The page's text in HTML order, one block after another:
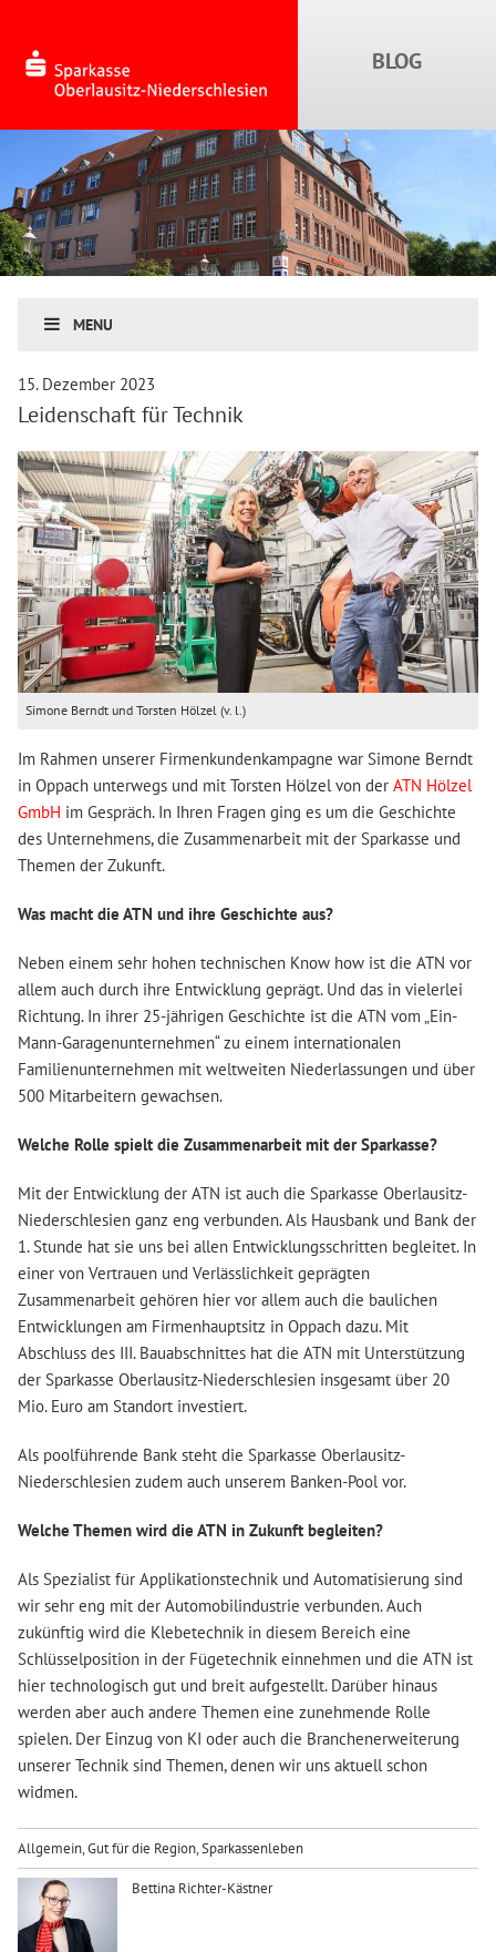
MENU
15. Dezember 2023
Leidenschaft für Technik
Simone Berndt und Torsten Hölzel (v. l.)
Im Rahmen unserer Firmenkundenkampagne war Simone Berndt
in Oppach unterwegs und mit Torsten Hölzel von der ATN Hölzel
GmbH im Gespräch. In Ihren Fragen ging es um die Geschichte
des Unternehmens, die Zusammenarbeit mit der Sparkasse und
Themen der Zukunft.
Was macht die ATN und ihre Geschichte aus?
Neben einem sehr hohen technischen Know how ist die ATN vor
allem auch durch ihre Entwicklung geprägt. Und das in vielerlei
Richtung. In ihrer 25-jährigen Geschichte ist die ATN vom „Ein-
Mann-Garagenunternehmen“ zu einem internationalen
Familienunternehmen mit weltweiten Niederlassungen und über
500 Mitarbeitern gewachsen.
Welche Rolle spielt die Zusammenarbeit mit der Sparkasse?
Mit der Entwicklung der ATN ist auch die Sparkasse Oberlausitz-
Niederschlesien ganz eng verbunden. Als Hausbank und Bank der
1. Stunde hat sie uns bei allen Entwicklungsschritten begleitet. In
einer von Vertrauen und Verlässlichkeit geprägten
Zusammenarbeit gehören hier vor allem auch die baulichen
Entwicklungen am Firmenhauptsitz in Oppach dazu. Mit
Abschluss des III. Bauabschnittes hat die ATN mit Unterstützung
der Sparkasse Oberlausitz-Niederschlesien insgesamt über 20
Mio. Euro am Standort investiert.
Als poolführende Bank steht die Sparkasse Oberlausitz-
Niederschlesien zudem auch unserem Banken-Pool vor.
Welche Themen wird die ATN in Zukunft begleiten?
Als Spezialist für Applikationstechnik und Automatisierung sind
wir sehr eng mit der Automobilindustrie verbunden. Auch
zukünftig wird die Klebetechnik in diesem Bereich eine
Schlüsselposition in der Fügetechnik einnehmen und die ATN ist
hier technologisch gut und breit aufgestellt. Darüber hinaus
werden aber auch andere Themen eine zunehmende Rolle
spielen. Der Einzug von KI oder auch die Branchenerweiterung
unserer Technik sind Themen, denen wir uns aktuell schon
widmen.
Allgemein,Gut für die Region,Sparkassenleben
Bettina Richter-Kästner